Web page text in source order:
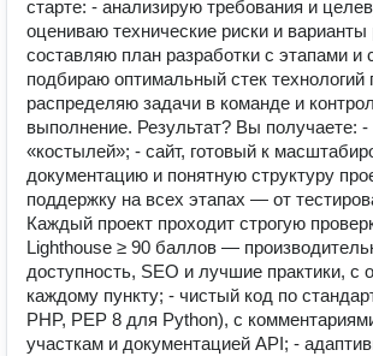
старте: - анализирую требования и
оцениваю технические риски и варианты
составляю план разработки с этапами и
подбираю оптимальный стек технологий
распределяю задачи в команде и
выполнение. Результат? Вы получаете:
«костылей»; - сайт, готовый к
документацию и понятную структуру
поддержку на всех этапах — от
Каждый проект проходит строгую
Lighthouse ≥ 90 баллов —
доступность, SEO и лучшие практики, с
каждому пункту; - чистый код по
PHP, PEP 8 для Python), с
участкам и документацией API; -